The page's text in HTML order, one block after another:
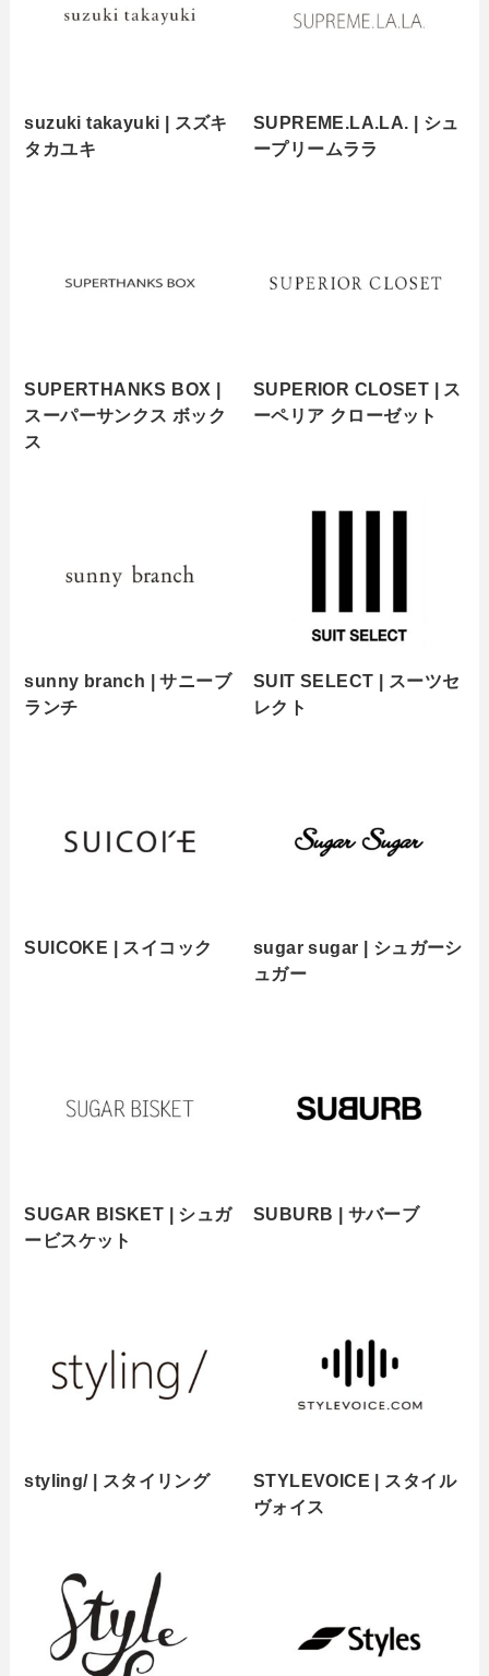
suzuki takayuki | スズキ
タカユキ
SUPREME.LA.LA. | シュ
ープリームララ
SUPERTHANKS BOX |
スーパーサンクス ボック
ス
SUPERIOR CLOSET | ス
ーペリア クローゼット
sunny branch | サニーブ
ランチ
SUIT SELECT | スーツセ
レクト
SUICOKE | スイコック
sugar sugar | シュガーシ
ュガー
SUGAR BISKET | シュガ
ービスケット
SUBURB | サバーブ
styling/ | スタイリング
STYLEVOICE | スタイル
ヴォイス